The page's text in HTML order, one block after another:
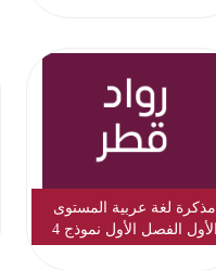
مذكرة لغة عربية المستوى
الأول الفصل الأول نموذج 4